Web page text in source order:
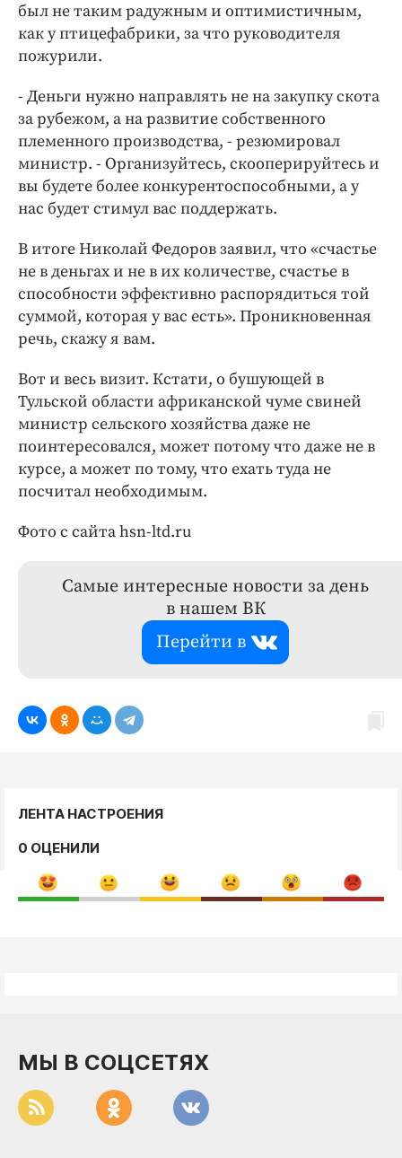
был не таким радужным и оптимистичным,
как у птицефабрики, за что руководителя
пожурили.
- Деньги нужно направлять не на закупку скота
за рубежом, а на развитие собственного
племенного производства, - резюмировал
министр. - Организуйтесь, скооперируйтесь и
вы будете более конкурентоспособными, а у
нас будет стимул вас поддержать.
В итоге Николай Федоров заявил, что «счастье
не в деньгах и не в их количестве, счастье в
способности эффективно распорядиться той
суммой, которая у вас есть». Проникновенная
речь, скажу я вам.
Вот и весь визит. Кстати, о бушующей в
Тульской области африканской чуме свиней
министр сельского хозяйства даже не
поинтересовался, может потому что даже не в
курсе, а может по тому, что ехать туда не
посчитал необходимым.
Фото с сайта hsn-ltd.ru
Самые интересные новости за день
в нашем ВК
Перейти в
ЛЕНТА НАСТРОЕНИЯ
0 ОЦЕНИЛИ
МЫ В СОЦСЕТЯХ